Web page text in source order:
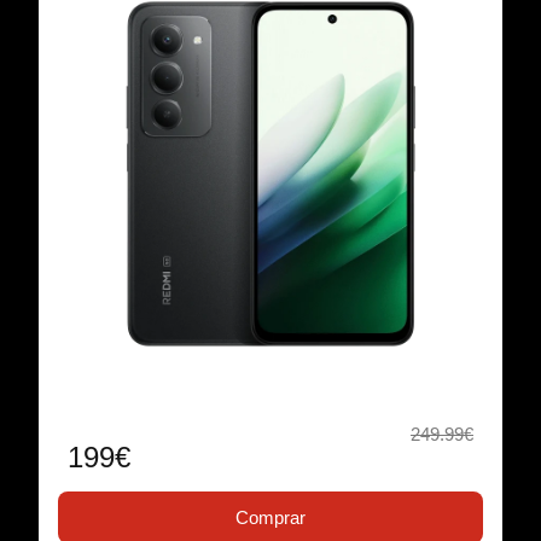
249.99€
199€
Comprar